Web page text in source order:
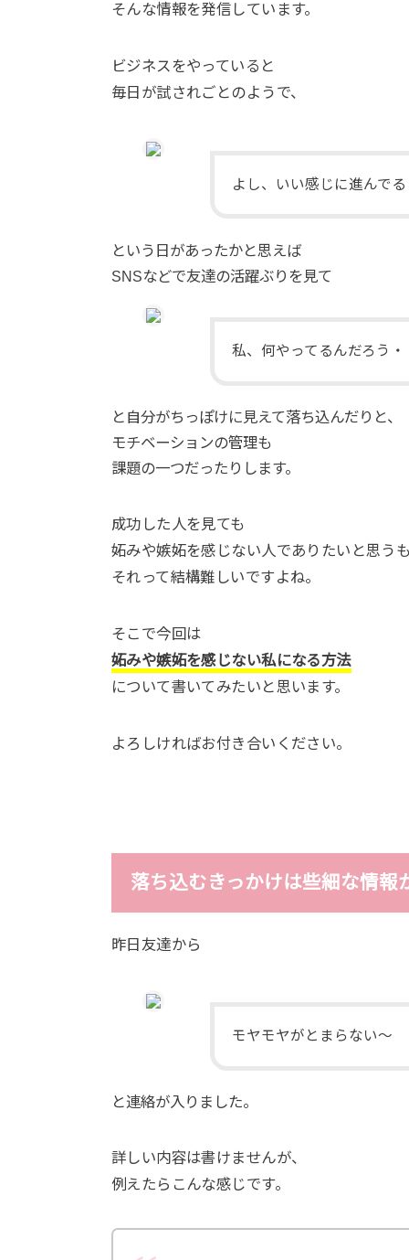
そんな情報を発信しています。
ビジネスをやっていると
毎日が試されごとのようで、
よし、いい感じに進んで
という日があったかと思えば
SNSなどで友達の活躍ぶりを見て
私、何やってるんだろう・
と自分がちっぽけに見えて落ち込んだりと、
モチベーションの管理も
課題の一つだったりします。
成功した人を見ても
妬みや嫉妬を感じない人でありたいと思う
それって結構難しいですよね。
そこで今回は
妬みや嫉妬を感じない私になる方法
について書いてみたいと思います。
よろしければお付き合いください。
落ち込むきっかけは些細な情報
昨日友達から
モヤモヤがとまらない〜
と連絡が入りました。
詳しい内容は書けませんが、
例えたらこんな感じです。